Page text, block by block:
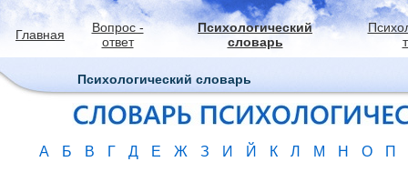
Главная
Вопрос -
ответ
Психологический
словарь
Психологический словарь
А Б В Г Д Е Ж З И Й К Л М Н О
П